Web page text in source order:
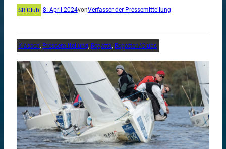
SR Club 8. April 2024vonVerfasser der Pressemitteilung
Klassen, Pressemitteilung, Regatta, Regatten/Clubs